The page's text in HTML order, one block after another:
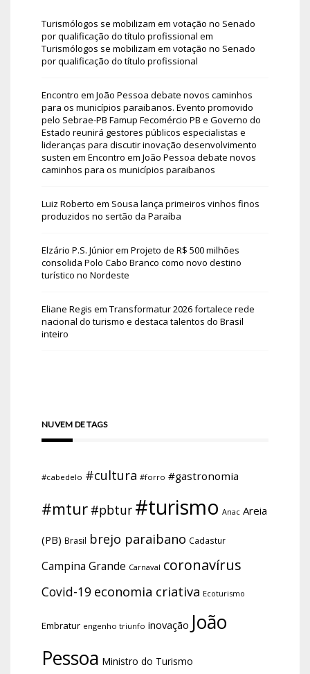
Turismólogos se mobilizam em votação no Senado
por qualificação do título profissional em
Turismólogos se mobilizam em votação no Senado
por qualificação do título profissional
Encontro em João Pessoa debate novos caminhos
para os municípios paraibanos. Evento promovido
pelo Sebrae-PB Famup Fecomércio PB e Governo do
Estado reunirá gestores públicos especialistas e
lideranças para discutir inovação desenvolvimento
susten em Encontro em João Pessoa debate novos
caminhos para os municípios paraibanos
Luiz Roberto em Sousa lança primeiros vinhos finos
produzidos no sertão da Paraíba
Elzário P.S. Júniorem Projeto de R$ 500 milhões
consolida Polo Cabo Branco como novo destino
turístico no Nordeste
Eliane Regis em Transformatur 2026 fortalece rede
nacional do turismo e destaca talentos do Brasil
inteiro
NUVEM DE TAGS
#cabedelo #cultura #forro #gastronomia
#mtur #pbtur #turismo Anac Areia
(PB) Brasil brejo paraibano Cadastur
Campina Grande Carnaval coronavírus
Covid-19 economia criativa Ecoturismo
Embratur engenho triunfo inovação João
Pessoa Ministro do Turismo